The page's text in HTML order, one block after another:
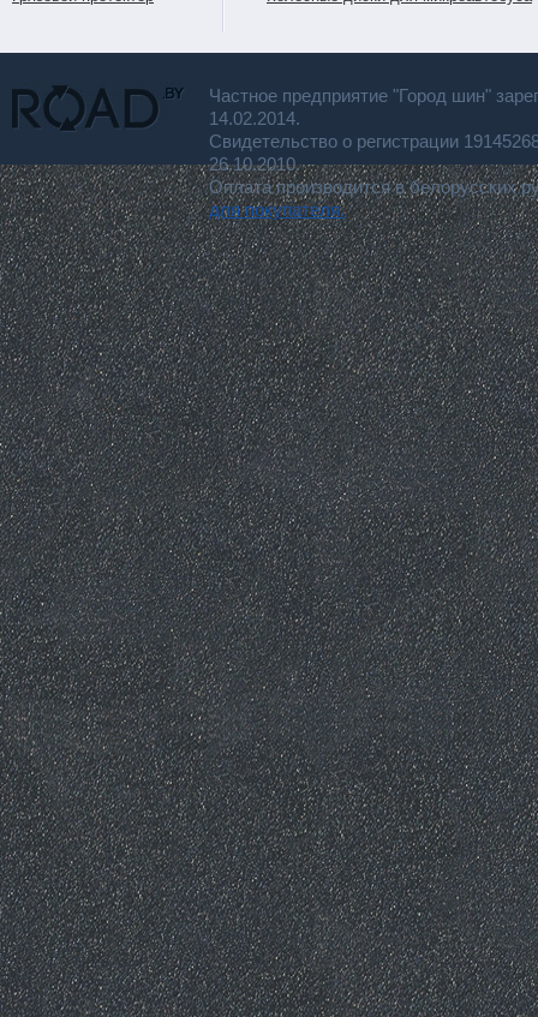
Частное предприятие "Город шин"
14.02.2014.
Свидетельство о регистрации
26.10.2010.
Оплата производится в белорусских
для покупателя.